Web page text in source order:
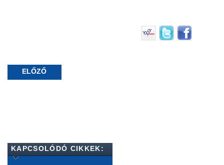
ELŐZŐ
KAPCSOLÓDÓ CIKKEK: